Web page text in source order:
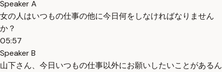
Speaker A
女の人はいつもの仕事の他に今日何をしなければなりません
か？
05:57
Speaker B
山下さん、今日いつもの仕事以外にお願いしたいことがあるん